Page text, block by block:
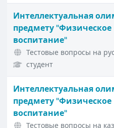
Интеллектуальная
предмету "Физическое
воспитание"
Тестовые вопросы на
студент
Интеллектуальная
предмету "Физическое
воспитание"
Тестовые вопросы на